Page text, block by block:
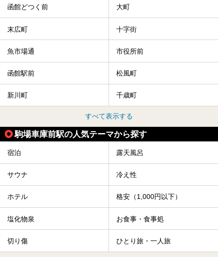
函館どつく前 大町
末広町 十字街
魚市場通 市役所前
函館駅前 松風町
新川町 千歳町
すべて表示する
駒場車庫前駅の人気テーマから探す
宿泊 露天風呂
サウナ 冷え性
ホテル 格安（1,000円以下）
塩化物泉 お食事・食事処
切り傷 ひとり旅・一人旅